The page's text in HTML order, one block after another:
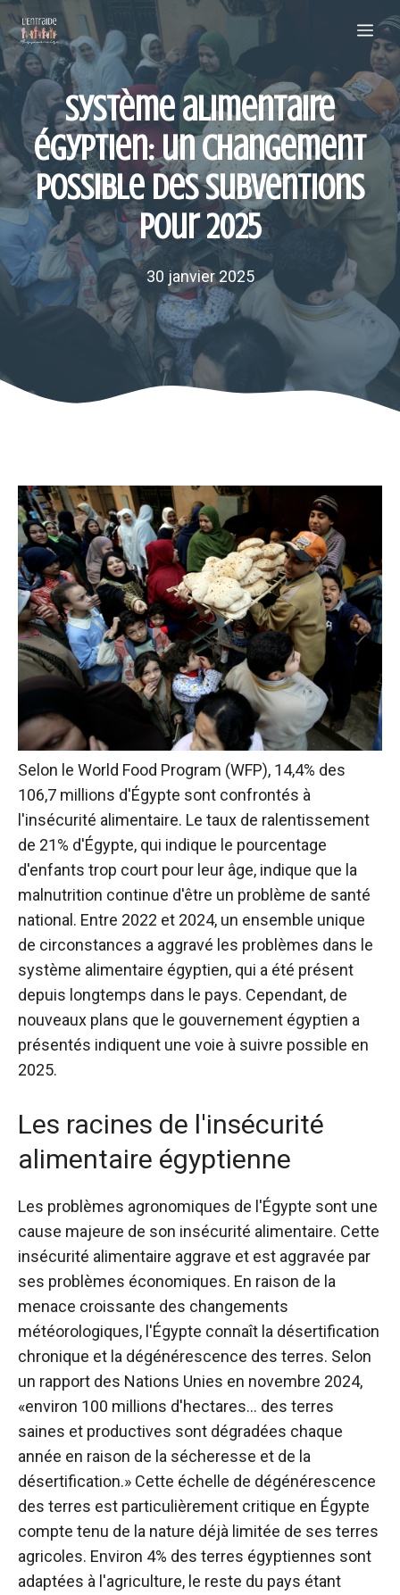
Aller
au
contenu
Système alimentaire
égyptien: un changement
possible des subventions
pour 2025
30 janvier 2025
Selon le World Food Program (WFP), 14,4% des
106,7 millions d'Égypte sont confrontés à
l'insécurité alimentaire. Le taux de ralentissement
de 21% d'Égypte, qui indique le pourcentage
d'enfants trop court pour leur âge, indique que la
malnutrition continue d'être un problème de santé
national. Entre 2022 et 2024, un ensemble unique
de circonstances a aggravé les problèmes dans le
système alimentaire égyptien, qui a été présent
depuis longtemps dans le pays. Cependant, de
nouveaux plans que le gouvernement égyptien a
présentés indiquent une voie à suivre possible en
2025.
Les racines de l'insécurité
alimentaire égyptienne
Les problèmes agronomiques de l'Égypte sont une
cause majeure de son insécurité alimentaire. Cette
insécurité alimentaire aggrave et est aggravée par
ses problèmes économiques. En raison de la
menace croissante des changements
météorologiques, l'Égypte connaît la désertification
chronique et la dégénérescence des terres. Selon
un rapport des Nations Unies en novembre 2024,
«environ 100 millions d'hectares… des terres
saines et productives sont dégradées chaque
année en raison de la sécheresse et de la
désertification.» Cette échelle de dégénérescence
des terres est particulièrement critique en Égypte
compte tenu de la nature déjà limitée de ses terres
agricoles. Environ 4% des terres égyptiennes sont
adaptées à l'agriculture, le reste du pays étant